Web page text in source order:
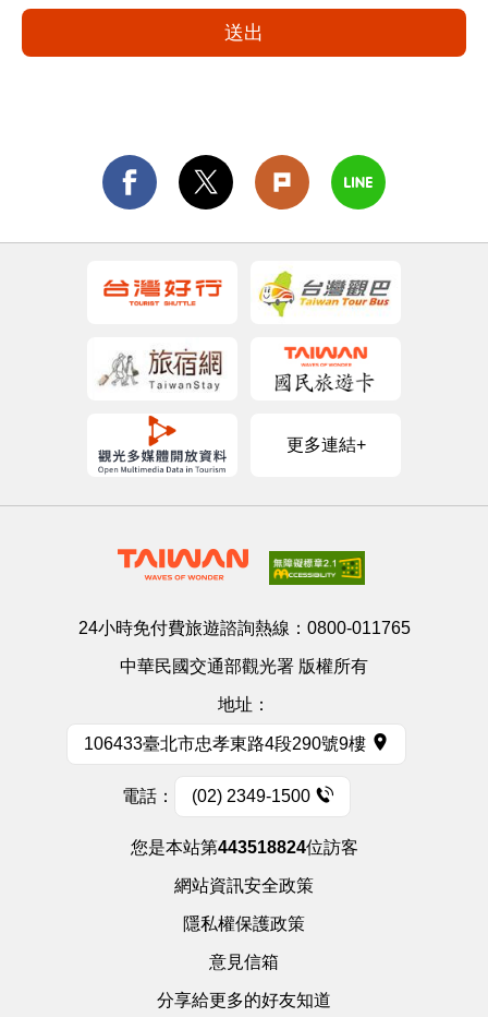
更多連結+
24小時免付費旅遊諮詢熱線： 0800-011765
中華民國交通部觀光署 版權所有
地址：
106433臺北市忠孝東路4段290號9樓
電話： (02) 2349-1500
您是本站第443518824位訪客
網站資訊安全政策
隱私權保護政策
意見信箱
分享給更多的好友知道